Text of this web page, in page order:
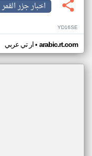
اخبار جزر القمر
YD16SE
ار تي عربي• arabic.rt.com